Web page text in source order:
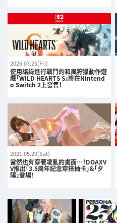
2025.07.25(Fri)
使用絡繰進行戰鬥的和風狩獵動作遊
戲「WILD HEARTS S」將在Nintend
o Switch 2上發售！
2021.05.29(Sat)
當然也有穿著凌亂的畫面…！DOAXV
V推出「3.5周年紀念穿搭抽卡」＆「夕
陽」登場！